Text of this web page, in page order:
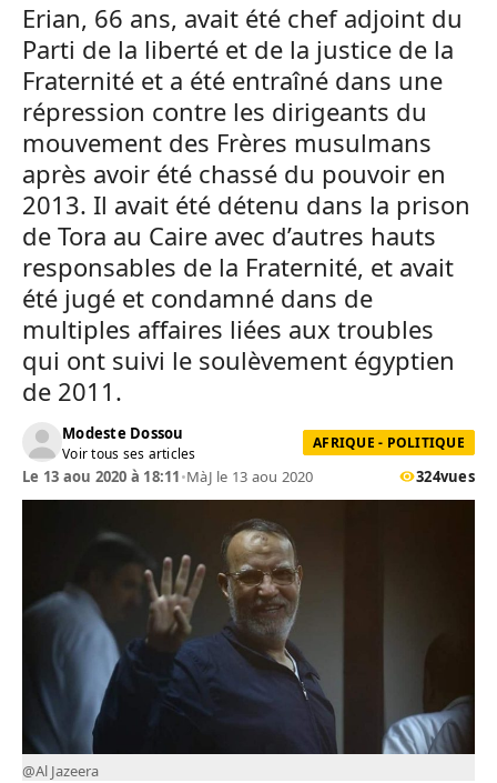
Erian, 66 ans, avait été chef adjoint du
Parti de la liberté et de la justice de la
Fraternité et a été entraîné dans une
répression contre les dirigeants du
mouvement des Frères musulmans
après avoir été chassé du pouvoir en
2013. Il avait été détenu dans la prison
de Tora au Caire avec d’autres hauts
responsables de la Fraternité, et avait
été jugé et condamné dans de
multiples affaires liées aux troubles
qui ont suivi le soulèvement égyptien
de 2011.
Modeste Dossou
Voir tous ses articles
AFRIQUE - POLITIQUE
Le 13 aou 2020 à 18:11•MàJ le 13 aou 2020 324vues
@Al Jazeera